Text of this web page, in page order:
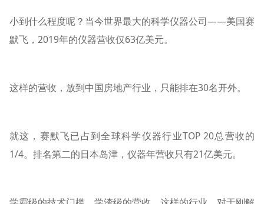
小到什么程度呢？当今世界最大的科学仪器公司——美国赛
默飞，2019年的仪器营收仅63亿美元。
这样的营收，放到中国房地产行业，只能排在30名开外。
就这，赛默飞已占到全球科学仪器行业TOP 20总营收的
1/4。排名第二的日本岛津，仪器年营收只有21亿美元。